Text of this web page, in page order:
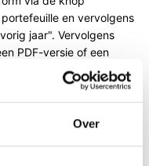
Over
en vervolgens
jaar". Vervolgens
PDF-versie of een